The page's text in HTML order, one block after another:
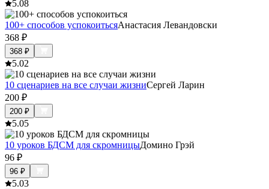
5.08
100+ способов успокоитьсяАнастасия Левандовски
368 ₽
368 ₽
5.02
10 сценариев на все случаи жизниСергей Ларин
200 ₽
200 ₽
5.05
10 уроков БДСМ для скромницыДомино Грэй
96 ₽
96 ₽
5.03